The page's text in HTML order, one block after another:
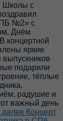
Школы с
№2» с
Днём
концертной
яркие
подарили
тёплые
радушие и
важный день
далее Концерт